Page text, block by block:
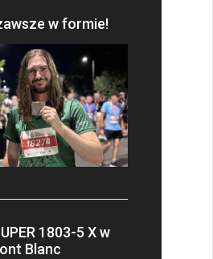
w formie!
1803-5 X w
Blanc